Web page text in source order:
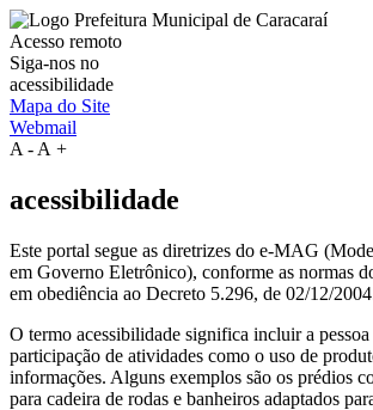
Acesso remoto
Siga-nos no
acessibilidade
Mapa do Site
Webmail
A - A +
acessibilidade
Este portal segue as diretrizes do e-MAG
em Governo Eletrônico), conforme as normas
em obediência ao Decreto 5.296, de 02/12/
O termo acessibilidade significa incluir a
participação de atividades como o uso de
informações. Alguns exemplos são os prédios
para cadeira de rodas e banheiros adaptados